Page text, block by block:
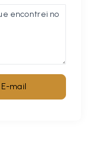
E-mail